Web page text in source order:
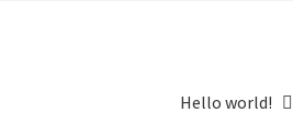
Hello world!